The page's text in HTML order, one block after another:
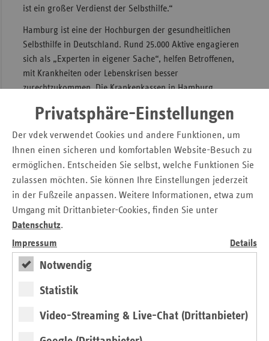
Privatsphäre-Einstellungen
Der vdek verwendet Cookies und andere Funktionen, um
Ihnen einen sicheren und komfortablen Website-Besuch zu
ermöglichen. Entscheiden Sie selbst, welche Funktionen Sie
zulassen möchten. Sie können Ihre Einstellungen jederzeit
in der Fußzeile anpassen. Weitere Informationen, etwa zum
Umgang mit Drittanbieter-Cookies, finden Sie unter
Datenschutz.
Impressum
Details
Notwendig
Statistik
Video-Streaming & Live-Chat (Drittanbieter)
ist ein großer Verdienst der Selbsthilfe.“
Hamburg ist eine der Hochburgen der gesundheitlichen
Selbsthilfe in Deutschland. Rund 25.000 Aktive engagieren
sich als „Experten in eigener Sache“, helfen Betroffenen,
mit Krankheiten oder Lebenskrisen besser
zurechtzukommen. Die Krankenkassen in Hamburg
2,2 Millionen Euro. Davon tragen die Ersatzkassen den
größten Teil.
„Mit viel Einfühlungsvermögen, Kreativität und großem
Talent ist es den Wettbewerbsteilnehmern gelungen, die
gesundheitliche Selbsthilfe darzustellen“, sagte die Leiterin
der Landesvertretung des Verbands der Ersatzkassen,
Kathrin Herbst. „Sie haben eindrucksvoll dokumentiert,
was für eine wichtige Unterstützung die Selbsthilfe neben
Entstanden ist ein buntes Panorama, das die
Selbsthilfe zeigt. Etwa das Porträt eines Rollstuhlfahrers in
engagiert. Oder die Serie über eine Gruppe junger